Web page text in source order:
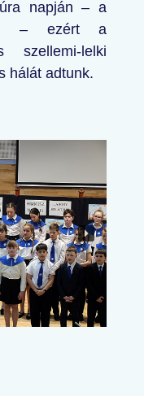
napján – a
– ezért a
szellemi-lelki
hálát adtunk.